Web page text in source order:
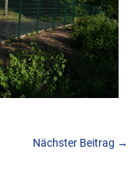
Nächster Beitrag →